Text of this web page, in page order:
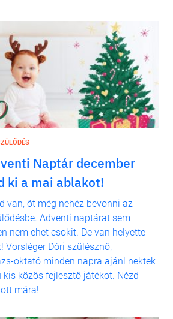
Naptár december
ki a mai ablakot!
van, őt még nehéz bevonni az
Adventi naptárat sem
nem ehet csokit. De van helyette
Vorsléger Dóri szülésznő,
oktató minden napra ajánl nektek
kis közös fejlesztő játékot. Nézd
mára!